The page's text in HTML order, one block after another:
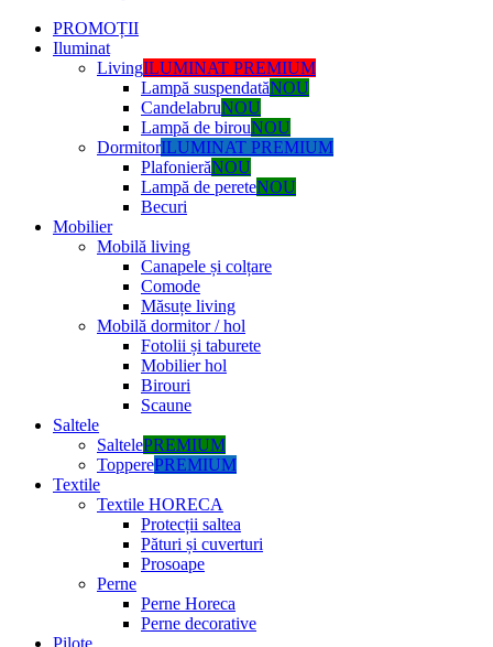
PROMOȚII
Iluminat
LivingILUMINAT PREMIUM
Lampă suspendatăNOU
CandelabruNOU
Lampă de birouNOU
DormitorILUMINAT PREMIUM
PlafonierăNOU
Lampă de pereteNOU
Becuri
Mobilier
Mobilă living
Canapele și colțare
Comode
Măsuțe living
Mobilă dormitor / hol
Fotolii și taburete
Mobilier hol
Birouri
Scaune
Saltele
SaltelePREMIUM
TopperePREMIUM
Textile
Textile HORECA
Protecții saltea
Pături și cuverturi
Prosoape
Perne
Perne Horeca
Perne decorative
Pilote